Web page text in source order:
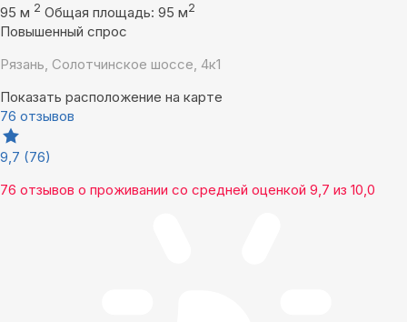
95 м 2 Общая площадь: 95 м2
Повышенный спрос
Рязань, Солотчинское шоссе, 4к1
Показать расположение на карте
76 отзывов
9,7 (76)
76 отзывов о проживании со средней оценкой 9,7 из 10,0